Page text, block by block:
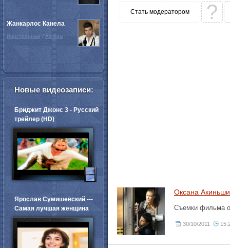
Стать модератором ?
Оксана
Съемки фильма
30/10/2011
Жанкарлос Канела
Иностранные / Актёры
Новые видеозаписи:
Бриджит Джонс 3 - Русский
трейлер (HD)
Ярослав Сумишевский ---
Самая лучшая женщина